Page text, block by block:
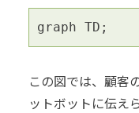
graph TD;
この図では、顧客
ットボットに伝え